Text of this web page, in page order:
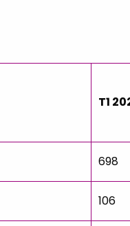
T1
698
106